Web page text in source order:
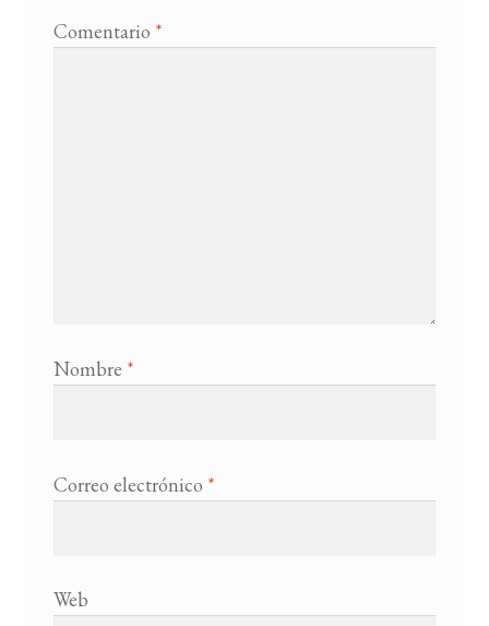
Comentario *
Nombre *
Correo electrónico *
Web